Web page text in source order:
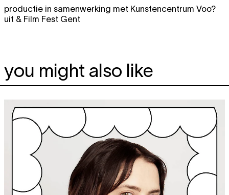
productie in samenwerking met Kunstencentrum Voo?
uit & Film Fest Gent
you might also like